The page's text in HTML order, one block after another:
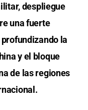
despliegue
una fuerte
la
y el bloque
de las regiones